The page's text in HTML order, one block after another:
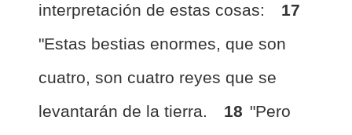
interpretación de estas cosas:
17
"Estas bestias enormes, que son
cuatro, son cuatro reyes que se
levantarán de la tierra.
18 "Pero